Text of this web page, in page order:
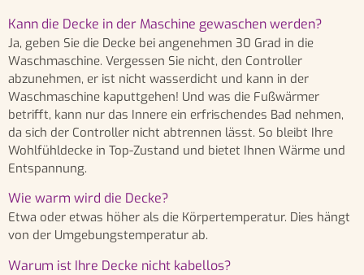
Kann die Decke in der Maschine gewaschen werden?
Ja, geben Sie die Decke bei angenehmen 30 Grad in die
Waschmaschine. Vergessen Sie nicht, den Controller
abzunehmen, er ist nicht wasserdicht und kann in der
Waschmaschine kaputtgehen! Und was die Fußwärmer
betrifft, kann nur das Innere ein erfrischendes Bad nehmen,
da sich der Controller nicht abtrennen lässt. So bleibt Ihre
Wohlfühldecke in Top-Zustand und bietet Ihnen Wärme und
Entspannung.
Wie warm wird die Decke?
Etwa oder etwas höher als die Körpertemperatur. Dies hängt
von der Umgebungstemperatur ab.
Warum ist Ihre Decke nicht kabellos?